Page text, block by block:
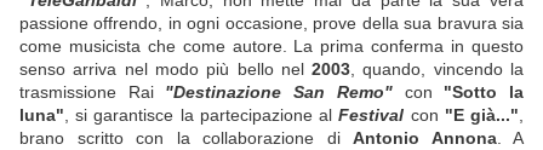
passione offrendo, in ogni occasione, prove della sua bravura sia
come musicista che come autore. La prima conferma in questo
senso arriva nel modo più bello nel2003 , quando, vincendo la
trasmissione Rai "Destinazione San Remo"con "Sotto la
luna" , si garantisce la partecipazione alFestival con "E già..."
brano scritto con la collaborazione di Antonio Annona. A